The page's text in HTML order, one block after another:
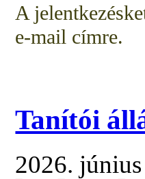
A
e-mail címre.
Tanítói
2026.